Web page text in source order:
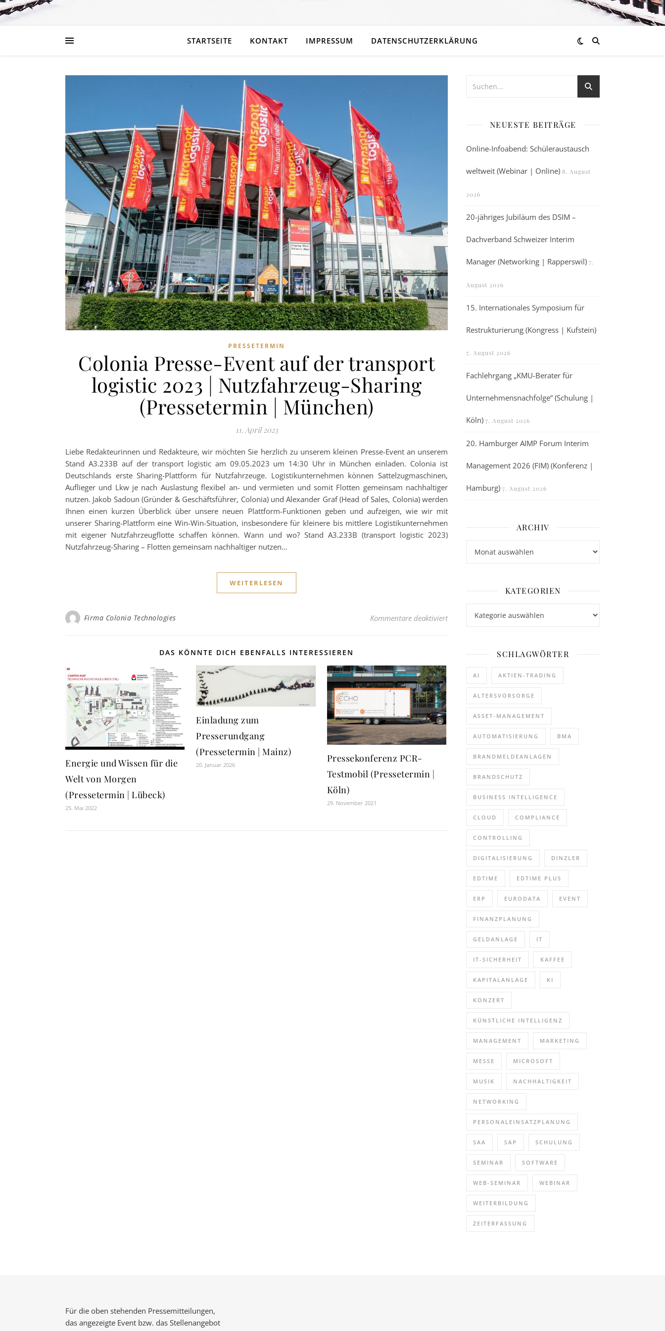
STARTSEITE KONTAKT IMPRESSUM DATENSCHUTZERKLÄRUNG
PRESSETERMIN
Colonia Presse-Event auf der transport
logistic 2023 | Nutzfahrzeug-Sharing
(Pressetermin | München)
11. April 2023
Liebe Redakteurinnen und Redakteure, wir möchten Sie herzlich zu unserem kleinen Presse-Event an unserem
Stand A3.233B auf der transport logistic am 09.05.2023 um 14:30 Uhr in München einladen. Colonia ist
Deutschlands erste Sharing-Plattform für Nutzfahrzeuge. Logistikunternehmen können Sattelzugmaschinen,
Auflieger und Lkw je nach Auslastung flexibel an- und vermieten und somit Flotten gemeinsam nachhaltiger
nutzen. Jakob Sadoun (Gründer & Geschäftsführer, Colonia) und Alexander Graf (Head of Sales, Colonia) werden
Ihnen einen kurzen Überblick über unsere neuen Plattform-Funktionen geben und aufzeigen, wie wir mit
unserer Sharing-Plattform eine Win-Win-Situation, insbesondere für kleinere bis mittlere Logistikunternehmen
mit eigener Nutzfahrzeugflotte schaffen können. Wann und wo? Stand A3.233B (transport logistic 2023)
Nutzfahrzeug-Sharing – Flotten gemeinsam nachhaltiger nutzen…
WEITERLESEN
Firma Colonia Technologies Kommentare deaktiviertfür Colonia Presse-Event auf der transport logistic 2023 |
DAS KÖNNTE DICH EBENFALLS INTERESSIEREN
Energie und Wissen für die
Welt von Morgen
(Pressetermin | Lübeck)
25. Mai 2022
Einladung zum
Presserundgang
(Pressetermin | Mainz)
20. Januar 2026
Pressekonferenz PCR-
Testmobil (Pressetermin |
Köln)
29. November 2021
NEUESTE BEITRÄGE
Online-Infoabend: Schüleraustausch
weltweit (Webinar | Online) 8. August
2026
20-jähriges Jubiläum des DSIM –
Dachverband Schweizer Interim
Manager (Networking | Rapperswil) 7.
August 2026
15. Internationales Symposium für
Restrukturierung (Kongress | Kufstein)
7. August 2026
Fachlehrgang „KMU-Berater für
Unternehmensnachfolge“ (Schulung |
Köln) 7. August 2026
20. Hamburger AIMP Forum Interim
Management 2026 (FIM) (Konferenz |
Hamburg) 7. August 2026
ARCHIV
KATEGORIEN
SCHLAGWÖRTER
AI AKTIEN-TRADING
ALTERSVORSORGE
ASSET-MANAGEMENT
AUTOMATISIERUNG BMA
BRANDMELDEANLAGEN
BRANDSCHUTZ
BUSINESS INTELLIGENCE
CLOUD COMPLIANCE
CONTROLLING
DIGITALISIERUNG DINZLER
EDTIME EDTIME PLUS
ERP EURODATA EVENT
FINANZPLANUNG
GELDANLAGE IT
IT-SICHERHEIT KAFFEE
KAPITALANLAGE KI
KONZERT
KÜNSTLICHE INTELLIGENZ
MANAGEMENT MARKETING
MESSE MICROSOFT
MUSIK NACHHALTIGKEIT
NETWORKING
PERSONALEINSATZPLANUNG
SAA SAP SCHULUNG
SEMINAR SOFTWARE
WEB-SEMINAR WEBINAR
WEITERBILDUNG
ZEITERFASSUNG
Für die oben stehenden Pressemitteilungen,
das angezeigte Event bzw. das Stellenangebot